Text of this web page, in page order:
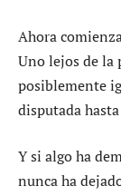
Ahora
Uno lejos de la
posiblemente
disputada
Y si algo ha
nunca ha